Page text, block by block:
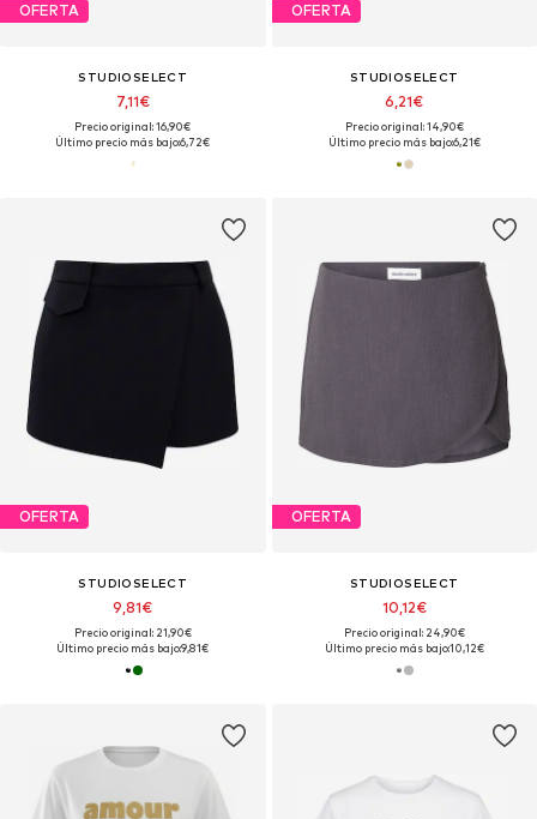
OFERTA
STUDIOSELECT
7,11€
Precio original: 16,90€
Último precio más bajo:6,72€
OFERTA
STUDIOSELECT
6,21€
Precio original: 14,90€
Último precio más bajo:6,21€
OFERTA
STUDIOSELECT
9,81€
Precio original: 21,90€
Último precio más bajo:9,81€
OFERTA
STUDIOSELECT
10,12€
Precio original: 24,90€
Último precio más bajo:10,12€